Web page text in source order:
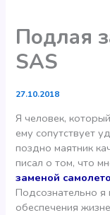
Подлая
SAS
27.10.2018
Я человек,
ему сопутствует
поздно маятник
писал о том, что
заменой
Подсознательно я
обеспечения